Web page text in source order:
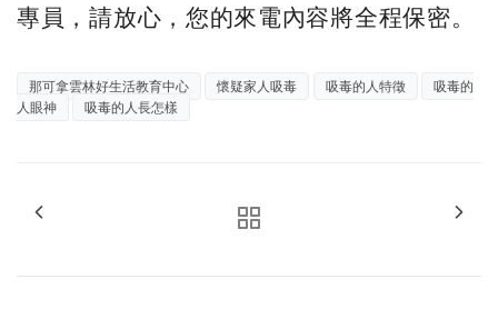
專員，請放心，您的來電內容將全程保密。
那可拿雲林好生活教育中心 懷疑家人吸毒 吸毒的人特徵
吸毒的
人眼神
吸毒的人長怎樣